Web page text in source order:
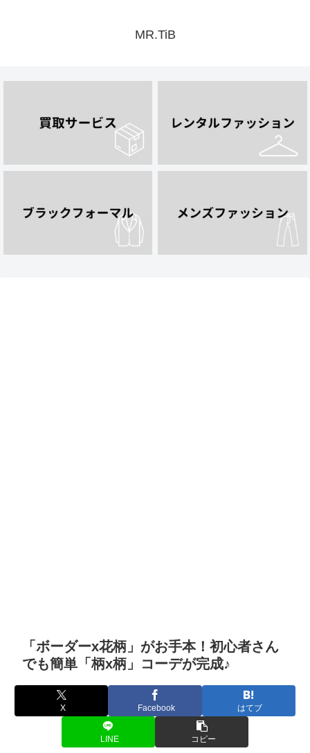
MR.TiB
「ボーダーx花柄」がお手本！初心者さん
でも簡単「柄x柄」コーデが完成♪
X Facebook はてブ
LINE コピー